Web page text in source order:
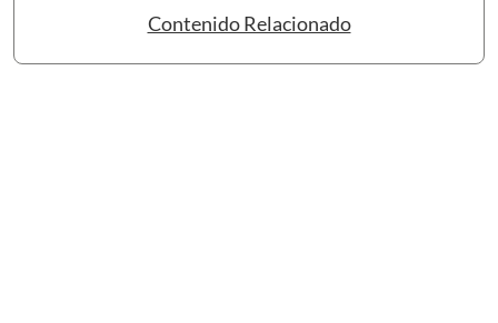
Contenido Relacionado